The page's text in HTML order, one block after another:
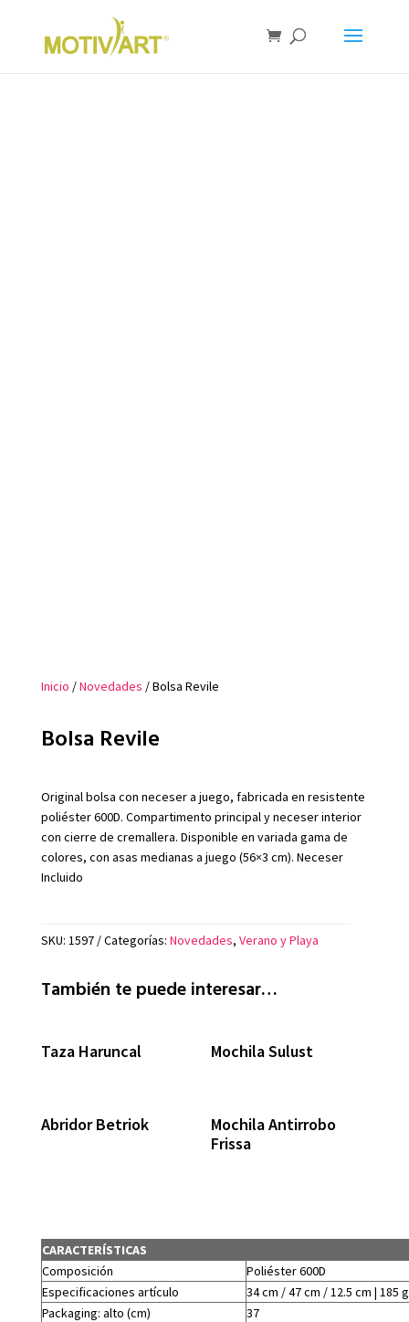
Inicio /Novedades / Bolsa Revile
Bolsa Revile
Original bolsa con neceser a juego, fabricada en resistente
poliéster 600D. Compartimento principal y neceser interior
con cierre de cremallera. Disponible en variada gama de
colores, con asas medianas a juego (56×3 cm). Neceser
Incluido
SKU: 1597 Categorías: Novedades, Verano y Playa
También te puede interesar…
Taza Haruncal Mochila Sulust
Abridor Betriok
Mochila Antirrobo
Frissa
CARACTERÍSTICAS
Composición
Poliéster 600D
Especificaciones artículo
34 cm / 47 cm / 12.5 cm | 185
Packaging: alto (cm)
37